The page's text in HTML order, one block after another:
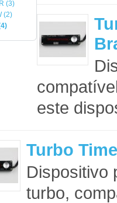
(3)
(2)
este
Turbo
Dispositivo
turbo,